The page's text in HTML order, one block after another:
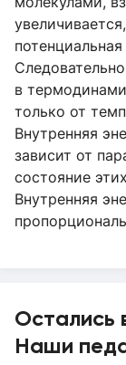
в
только от
Внутренняя
зависит от
состояние
Внутренняя
Остались
Наши